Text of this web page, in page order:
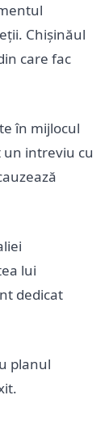
Chișinăul
care fac
în mijlocul
un intreviu cu
lui
dedicat
planul